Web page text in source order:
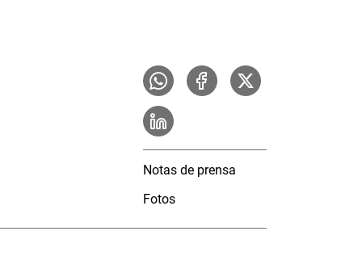
Notas de prensa
Fotos